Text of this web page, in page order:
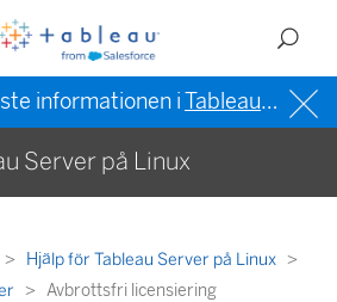
informationen iTableau-hjälpen på engelska (USA)
Server på Linux
Hjälp för Tableau Server på Linux
Avbrottsfri licensiering